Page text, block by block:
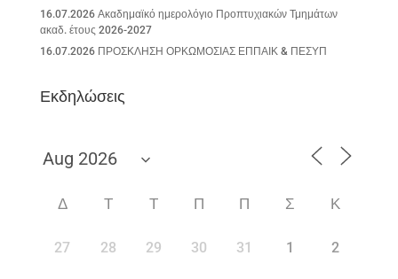
16.07.2026 Ακαδημαϊκό ημερολόγιο Προπτυχιακών Τμημάτων
ακαδ. έτους 2026-2027
16.07.2026 ΠΡΟΣΚΛΗΣΗ ΟΡΚΩΜΟΣΙΑΣ ΕΠΠΑΙΚ & ΠΕΣΥΠ
Εκδηλώσεις
Δ Τ Τ Π Π Σ Κ
27 28 29 30 31 1 2